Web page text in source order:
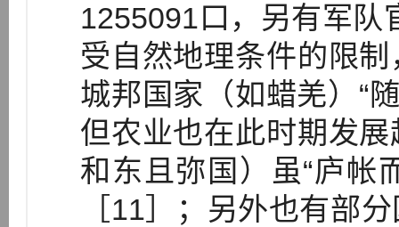
1255091口，另有军队
受自然地理条件的限
城邦国家（如蜡羌）“
但农业也在此时期发
和东且弥国）虽“庐帐
［11］；另外也有部